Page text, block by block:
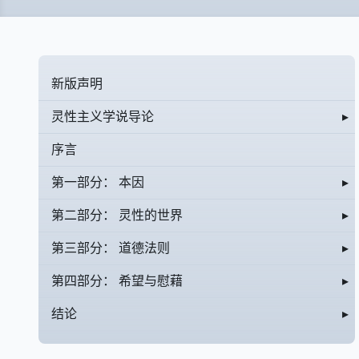
新版声明
灵性主义学说导论 ▸
序言
第一部分： 本因 ▸
第二部分： 灵性的世界 ▸
第三部分： 道德法则 ▸
第四部分： 希望与慰藉 ▸
结论 ▸